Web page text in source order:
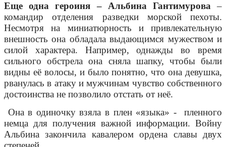
Еще одна героиня – Альбина Гантимурова–
командир отделения разведки морской пехоты.
Несмотря на миниатюрность и привлекательную
внешность она обладала выдающимся мужеством и
силой характера. Например, однажды во время
сильного обстрела она сняла шапку, чтобы были
видны её волосы, и было понятно, что она девушка,
рванулась в атаку и мужчинам чувство собственного
достоинства не позволило отстать от неё.
Она в одиночку взяла в плен «языка» - пленного
немца для получения важной информации. Войну
Альбина закончила кавалером ордена славы двух